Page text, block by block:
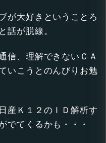
が大好きということろ
話が脱線。
信、理解できないＣＡ
いこうとのんびりお勉
産Ｋ１２のＩＤ解析す
でてくるかも・・・